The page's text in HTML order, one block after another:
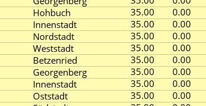
Hohbuch 35.00 0.00
Innenstadt 35.00 0.00
Nordstadt 35.00 0.00
Weststadt 35.00 0.00
Betzenried 35.00 0.00
Georgenberg 35.00 0.00
Innenstadt 35.00 0.00
Oststadt 35.00 0.00